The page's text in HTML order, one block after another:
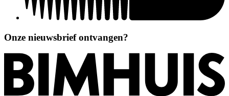
Onze nieuwsbrief ontvangen?